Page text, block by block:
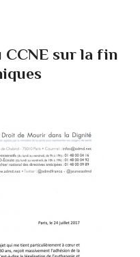
sur la fin